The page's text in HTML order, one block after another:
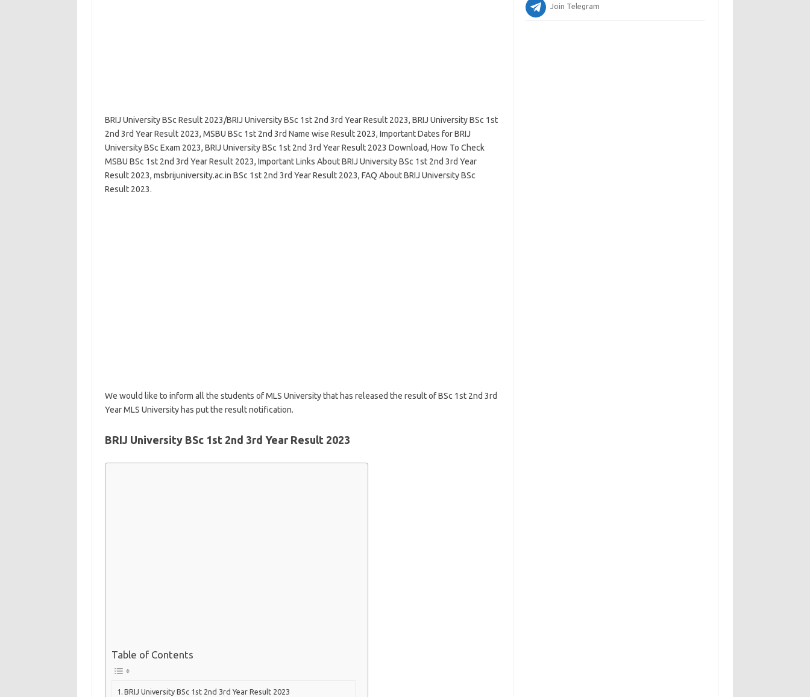
BRIJ University BSc Result 2023/BRIJ University BSc 1st 2nd 3rd Year Result 2023, BRIJ University BSc 1st
2nd 3rd Year Result 2023, MSBU BSc 1st 2nd 3rd Name wise Result 2023, Important Dates for BRIJ
University BSc Exam 2023, BRIJ University BSc 1st 2nd 3rd Year Result 2023 Download, How To Check
MSBU BSc 1st 2nd 3rd Year Result 2023, Important Links About BRIJ University BSc 1st 2nd 3rd Year
Result 2023, msbrijuniversity.ac.in BSc 1st 2nd 3rd Year Result 2023, FAQ About BRIJ University BSc
Result 2023.
We would like to inform all the students of MLS University that has released the result of BSc 1st 2nd 3rd
Year MLS University has put the result notification.
BRIJ University BSc 1st 2nd 3rd Year Result 2023
Table of Contents
BRIJ University BSc 1st 2nd 3rd Year Result 2023
Join Telegram